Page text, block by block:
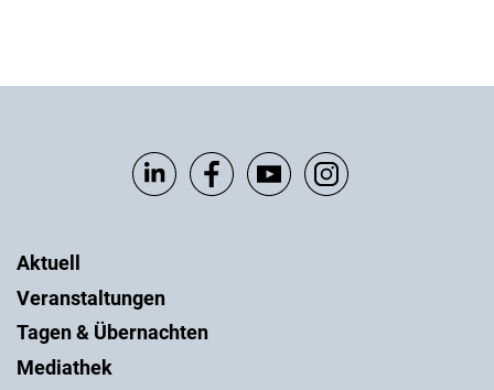
Aktuell
Veranstaltungen
Tagen & Übernachten
Mediathek